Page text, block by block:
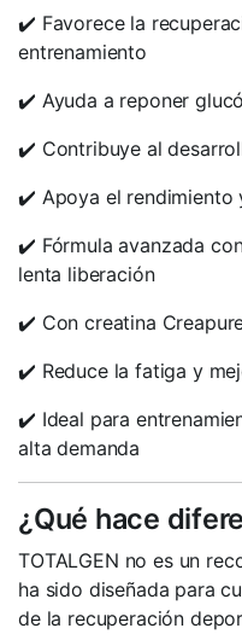
✔️ Favorece la
entrenamiento
✔️ Ayuda a reponer
✔️ Contribuye al
✔️ Apoya el rendimiento
✔️ Fórmula avanzada
lenta liberación
✔️ Con creatina
✔️ Reduce la fatiga y
✔️ Ideal para
alta demanda
¿Qué hace
TOTALGEN no es un
ha sido diseñada para
de la recuperación